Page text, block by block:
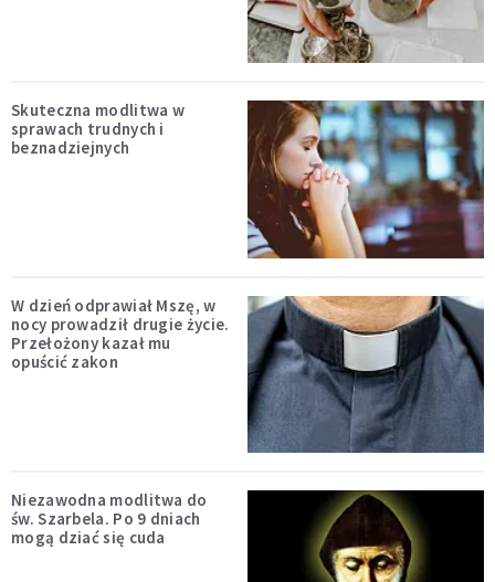
Skuteczna modlitwa w
sprawach trudnych i
beznadziejnych
W dzień odprawiał Mszę, w
nocy prowadził drugie życie.
Przełożony kazał mu
opuścić zakon
Niezawodna modlitwa do
św. Szarbela. Po 9 dniach
mogą dziać się cuda